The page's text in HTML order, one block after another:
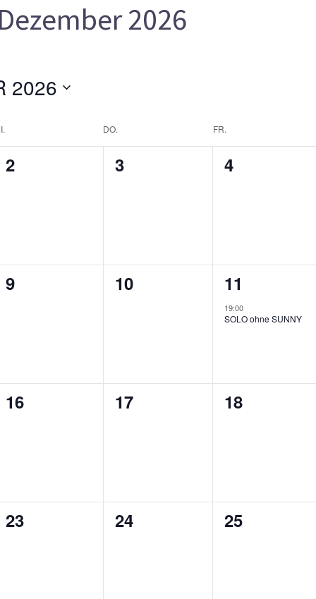
Dezember 2026
2026
DO. FR.
0
2
0
3
0
4
0
9
0
Veranstaltungen,
10
1
11
19:00
SOLO ohne SUNNY
0
16
0
17
0
18
0
23
0
24
0
25